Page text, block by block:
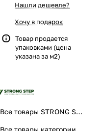
Нашли дешевле?
Хочу в подарок
Товар продается
упаковками (цена
указана за м2)
Все товары STRONG STEP
Все товары категории